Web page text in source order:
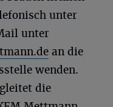
unter
unter
an die
wenden.
die